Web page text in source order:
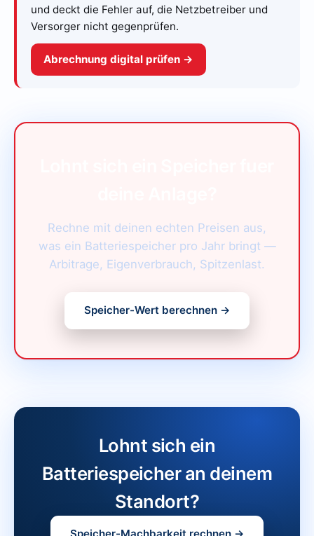
und deckt die Fehler auf, die Netzbetreiber und
Versorger nicht gegenprüfen.
Abrechnung digital prüfen →
Rechne mit deinen echten Preisen aus,
was ein Batteriespeicher pro Jahr bringt —
Arbitrage, Eigenverbrauch, Spitzenlast.
Speicher-Wert berechnen →
Lohnt sich ein
Batteriespeicher an deinem
Standort?